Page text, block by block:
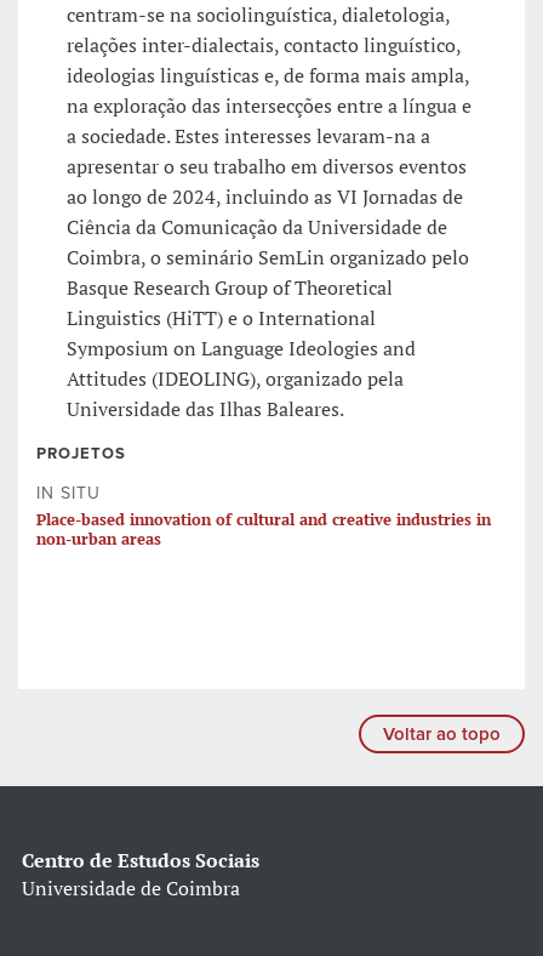
centram-se na sociolinguística, dialetologia,
relações inter-dialectais, contacto linguístico,
ideologias linguísticas e, de forma mais ampla,
na exploração das intersecções entre a língua e
a sociedade. Estes interesses levaram-na a
apresentar o seu trabalho em diversos eventos
ao longo de 2024, incluindo as VI Jornadas de
Ciência da Comunicação da Universidade de
Coimbra, o seminário SemLin organizado pelo
Basque Research Group of Theoretical
Linguistics (HiTT) e o International
Symposium on Language Ideologies and
Attitudes (IDEOLING), organizado pela
Universidade das Ilhas Baleares.
PROJETOS
IN SITU
Place-based innovation of cultural and creative industries in
non-urban areas
Voltar ao topo
Centro de Estudos Sociais
Universidade de Coimbra